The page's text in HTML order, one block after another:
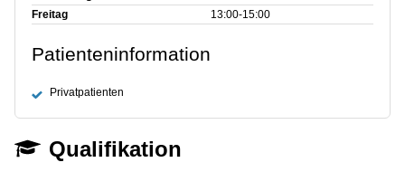
Freitag
13:00‑15:00
Patienteninformation
Privatpatienten
Qualifikation